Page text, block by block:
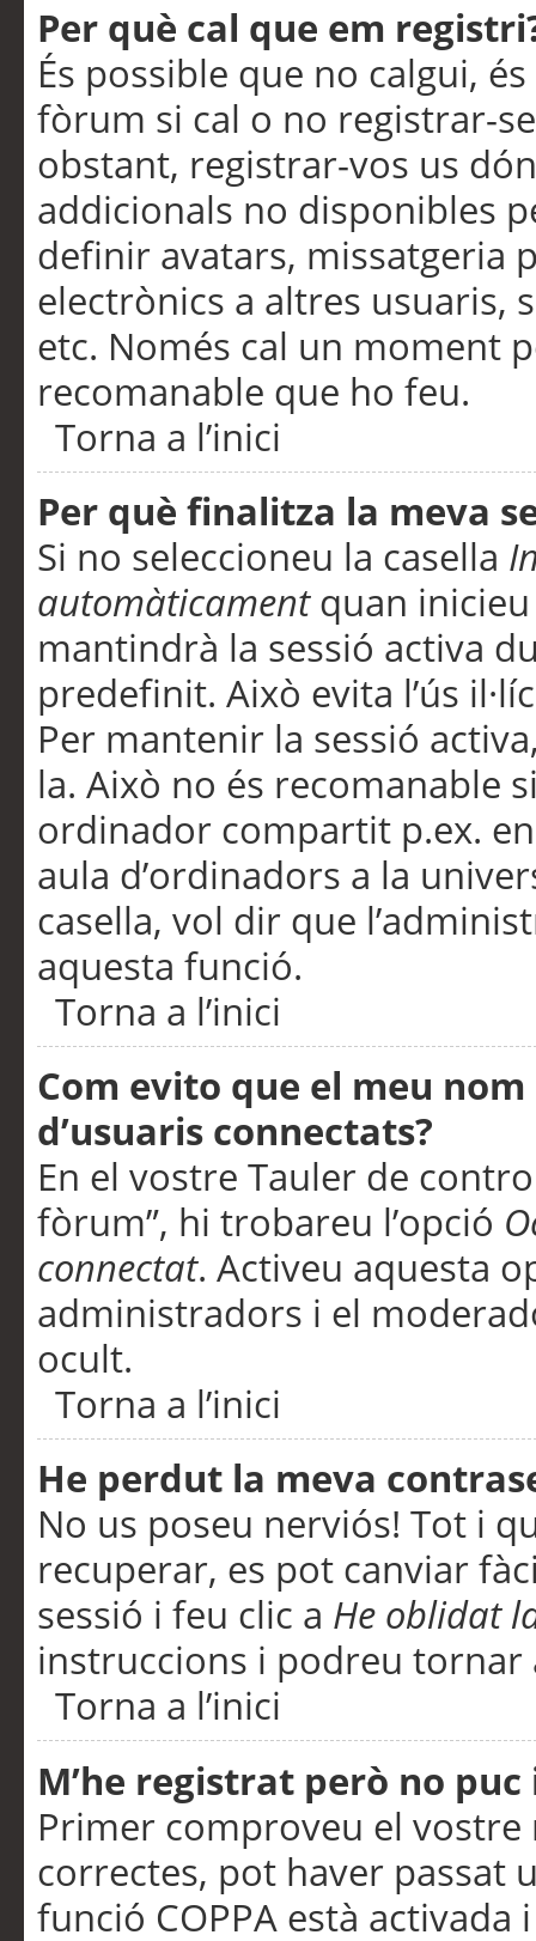
Per què cal que em
És possible que no calgui,
fòrum si cal o no registrar-
obstant, registrar-vos us
addicionals no disponibles
definir avatars, missatgeria
electrònics a altres usuaris,
etc. Només cal un moment
recomanable que ho feu.
Torna a l’inici
Per què finalitza la meva
Si no seleccioneu la casella
automàticamentquan inicieu
mantindrà la sessió activa
predefinit. Això evita l’ús
Per mantenir la sessió
la. Això no és recomanable
ordinador compartit p.ex.
aula d’ordinadors a la
casella, vol dir que
aquesta funció.
Torna a l’inici
Com evito que el meu
d’usuaris connectats?
En el vostre Tauler de
fòrum”, hi trobareu l’opció
connectat. Activeu aquesta
administradors i el
ocult.
Torna a l’inici
He perdut la meva
No us poseu nerviós! Tot i
recuperar, es pot canviar
sessió i feu clic a He oblidat
instruccions i podreu tornar
Torna a l’inici
M’he registrat però no
Primer comproveu el vostre
correctes, pot haver passat
funció COPPA està